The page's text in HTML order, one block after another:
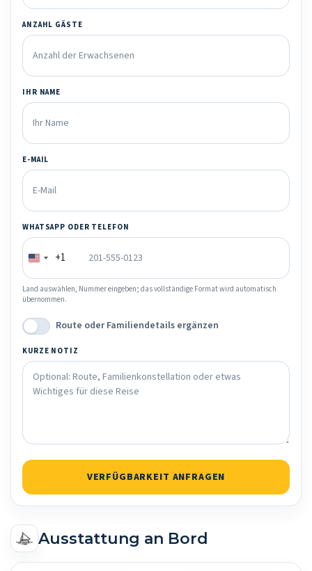
ANZAHL GÄSTE
IHR NAME
E-MAIL
WHATSAPP ODER TELEFON
+1
Land auswählen, Nummer eingeben; das vollständige Format wird automatisch
übernommen.
Route oder Familiendetails ergänzen
KURZE NOTIZ
VERFÜGBARKEIT ANFRAGEN
Ausstattung an Bord